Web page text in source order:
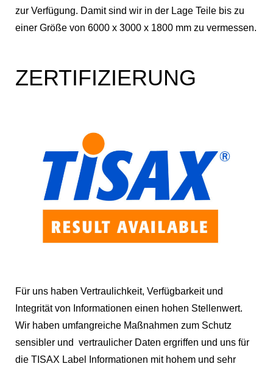
zur Verfügung. Damit sind wir in der Lage Teile bis zu
einer Größe von 6000 x 3000 x 1800 mm zu vermessen.
ZERTIFIZIERUNG
Für uns haben Vertraulichkeit, Verfügbarkeit und
Integrität von Informationen einen hohen Stellenwert.
Wir haben umfangreiche Maßnahmen zum Schutz
sensibler und vertraulicher Daten ergriffen und uns für
die TISAX Label Informationen mit hohem und sehr